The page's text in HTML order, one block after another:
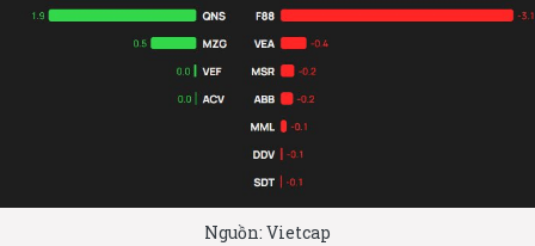
Nguồn: Vietcap